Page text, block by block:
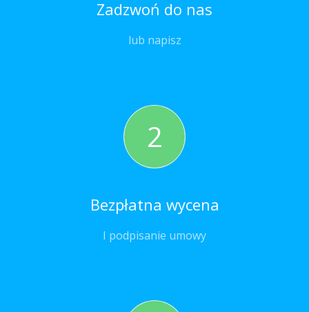
Zadzwoń do nas
lub napisz
2
Bezpłatna wycena
I podpisanie umowy